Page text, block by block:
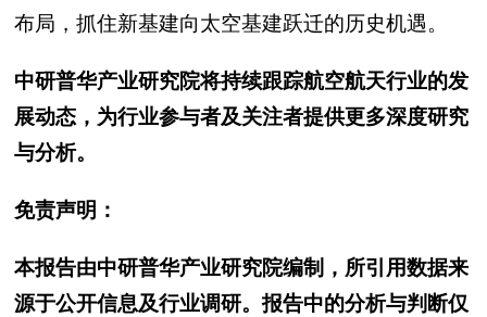
布局，抓住新基建向太空基建跃迁的历史机遇。
中研普华产业研究院将持续跟踪航空航天行业的发
展动态，为行业参与者及关注者提供更多深度研究
与分析。
免责声明：
本报告由中研普华产业研究院编制，所引用数据来
源于公开信息及行业调研。报告中的分析与判断仅